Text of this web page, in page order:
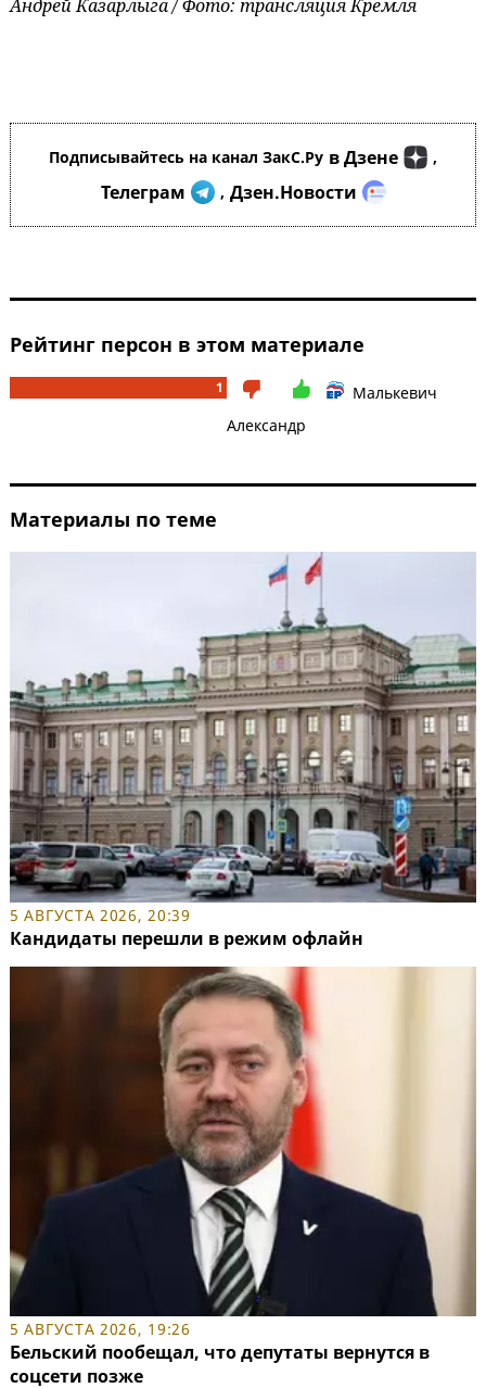
Андрей Казарлыга / Фото: трансляция Кремля
Подписывайтесь на канал ЗакС.Ру в Дзене ,
Телеграм , Дзен.Новости
Рейтинг персон в этом материале
1
Малькевич
Александр
Материалы по теме
5 АВГУСТА 2026, 20:39
Кандидаты перешли в режим офлайн
5 АВГУСТА 2026, 19:26
Бельский пообещал, что депутаты вернутся в
соцсети позже